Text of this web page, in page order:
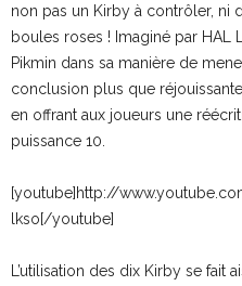
non pas un Kirby à contrôler, ni
boules roses ! Imaginé par HAL
Pikmin dans sa manière de
conclusion plus que
en offrant aux joueurs une
puissance 10.
[youtube]http://
lkso[/youtube]
L’utilisation des dix Kirby se